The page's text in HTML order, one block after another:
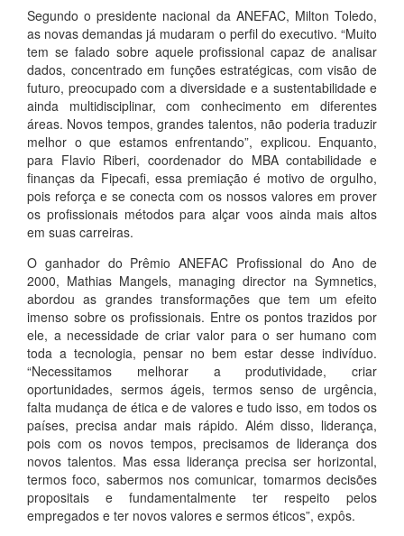
Segundo o presidente nacional da ANEFAC, Milton Toledo,
as novas demandas já mudaram o perfil do executivo. “Muito
tem se falado sobre aquele profissional capaz de analisar
dados, concentrado em funções estratégicas, com visão de
futuro, preocupado com a diversidade e a sustentabilidade e
ainda multidisciplinar, com conhecimento em diferentes
áreas. Novos tempos, grandes talentos, não poderia traduzir
melhor o que estamos enfrentando”, explicou. Enquanto,
para Flavio Riberi, coordenador do MBA contabilidade e
finanças da Fipecafi, essa premiação é motivo de orgulho,
pois reforça e se conecta com os nossos valores em prover
os profissionais métodos para alçar voos ainda mais altos
em suas carreiras.
O ganhador do Prêmio ANEFAC Profissional do Ano de
2000, Mathias Mangels, managing director na Symnetics,
abordou as grandes transformações que tem um efeito
imenso sobre os profissionais. Entre os pontos trazidos por
ele, a necessidade de criar valor para o ser humano com
toda a tecnologia, pensar no bem estar desse indivíduo.
“Necessitamos melhorar a produtividade, criar
oportunidades, sermos ágeis, termos senso de urgência,
falta mudança de ética e de valores e tudo isso, em todos os
países, precisa andar mais rápido. Além disso, liderança,
pois com os novos tempos, precisamos de liderança dos
novos talentos. Mas essa liderança precisa ser horizontal,
termos foco, sabermos nos comunicar, tomarmos decisões
propositais e fundamentalmente ter respeito pelos
empregados e ter novos valores e sermos éticos”, expôs.